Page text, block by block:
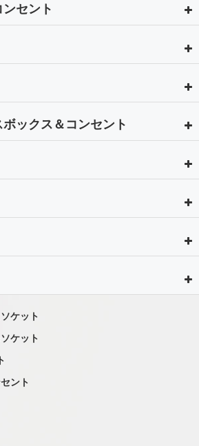
セント
ックス＆コンセント
ケット
ケット
ント